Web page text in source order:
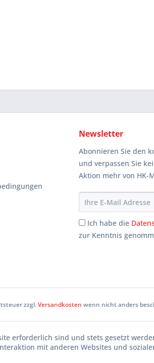
Newsletter
Abonnieren Sie den
und verpassen Sie
Aktion mehr von HK-
Ich habe die
zur Kenntnis
zzgl.Versandkosten wenn nicht anders
erforderlich sind und stets gesetzt
mit anderen Websites und